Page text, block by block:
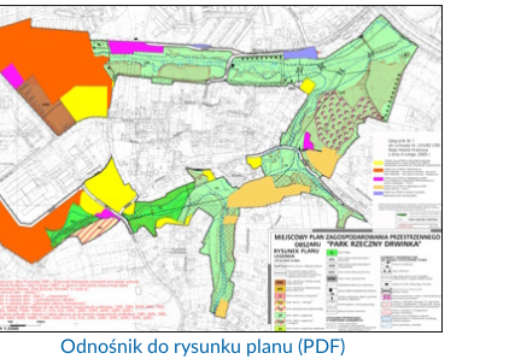
Odnośnik do rysunku planu (PDF)